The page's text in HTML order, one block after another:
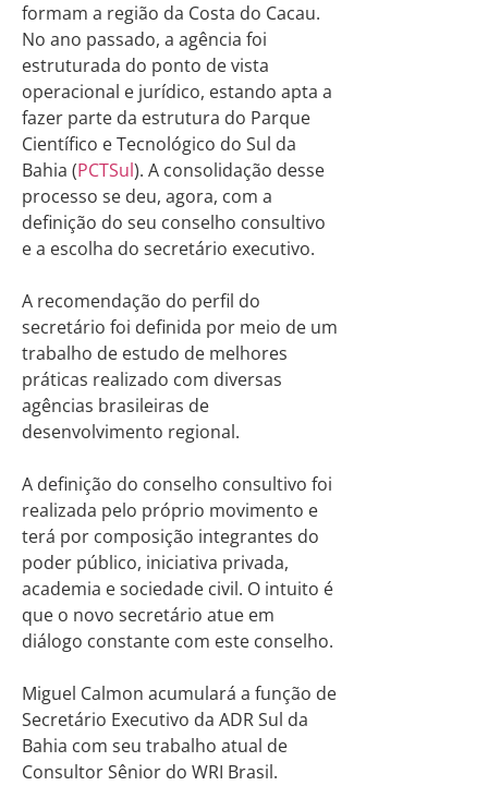
formam a região da Costa do Cacau.
No ano passado, a agência foi
estruturada do ponto de vista
operacional e jurídico, estando apta a
fazer parte da estrutura do Parque
Científico e Tecnológico do Sul da
Bahia (PCTSul). A consolidação desse
processo se deu, agora, com a
definição do seu conselho consultivo
e a escolha do secretário executivo.
A recomendação do perfil do
secretário foi definida por meio de um
trabalho de estudo de melhores
práticas realizado com diversas
agências brasileiras de
desenvolvimento regional.
A definição do conselho consultivo foi
realizada pelo próprio movimento e
terá por composição integrantes do
poder público, iniciativa privada,
academia e sociedade civil. O intuito é
que o novo secretário atue em
diálogo constante com este conselho.
Miguel Calmon acumulará a função de
Secretário Executivo da ADR Sul da
Bahia com seu trabalho atual de
Consultor Sênior do WRI Brasil.